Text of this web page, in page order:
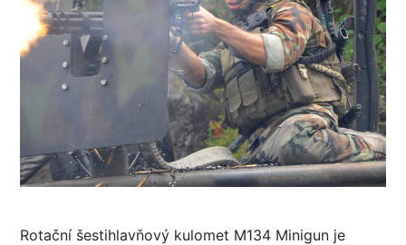
Rotační šestihlavňový kulomet M134 Minigun je